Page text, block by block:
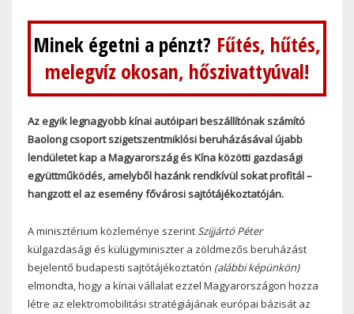
Minek égetni a pénzt? Fűtés, hűtés,
melegvíz okosan, hőszivattyúval!
Az egyik legnagyobb kínai autóipari beszállítónak számító
Baolong csoport szigetszentmiklósi beruházásával újabb
lendületet kap a Magyarország és Kína közötti gazdasági
együttműködés, amelyből hazánk rendkívül sokat profitál –
hangzott el az esemény fővárosi sajtótájékoztatóján.
A minisztérium közleménye szerintSzijjártó Péter
külgazdasági és külügyminiszter a zöldmezős beruházást
bejelentő budapesti sajtótájékoztatón (alábbi képünkön)
elmondta, hogy a kínai vállalat ezzel Magyarországon hozza
létre az elektromobilitási stratégiájának európai bázisát az